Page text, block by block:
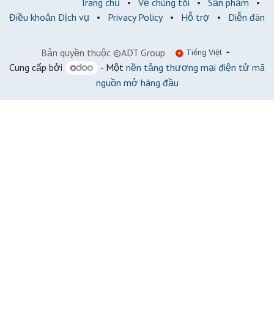
Điều khoản Dịch vụ
• Privacy Policy • Hỗ trợ • Diễn đàn
Bản quyền thuộc ©ADT Group Tiếng Việt
Cung cấp bởi - Một nền tảng thương mại điện tử mã
nguồn mở hàng đầu